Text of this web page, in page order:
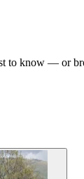
to know — or